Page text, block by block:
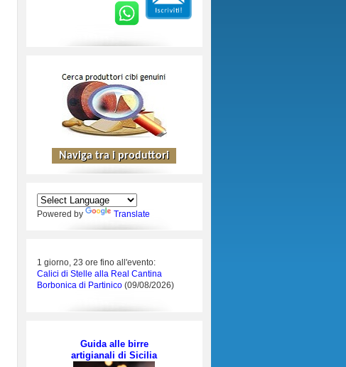
Powered by Translate
1 giorno, 23 ore fino all'evento:
Calici di Stelle alla Real Cantina
Borbonica di Partinico (09/08/2026)
Guida alle birre
artigianali di Sicilia